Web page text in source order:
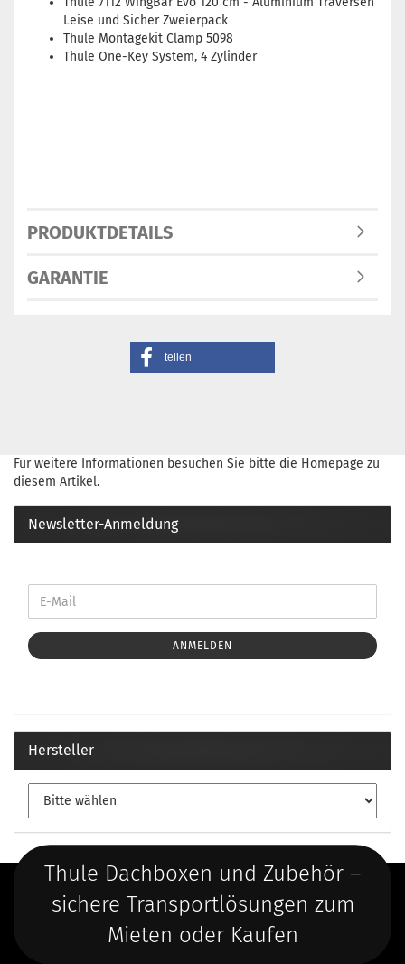
Leise und Sicher Zweierpack
Thule Montagekit Clamp 5098
Thule One-Key System, 4 Zylinder
PRODUKTDETAILS
GARANTIE
teilen
Für weitere Informationen besuchen Sie bitte die Homepage zu
diesem Artikel.
Newsletter-Anmeldung
ANMELDEN
Hersteller
Thule Dachboxen und Zubehör –
sichere Transportlösungen zum
Mieten oder Kaufen